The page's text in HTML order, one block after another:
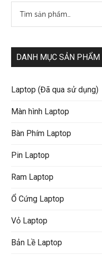
kiếm:
DANH MỤC SẢN PHẨM
Laptop (Đã qua sử dụng)
Màn hình Laptop
Bàn Phím Laptop
Pin Laptop
Ram Laptop
Ổ Cứng Laptop
Vỏ Laptop
Bản Lề Laptop